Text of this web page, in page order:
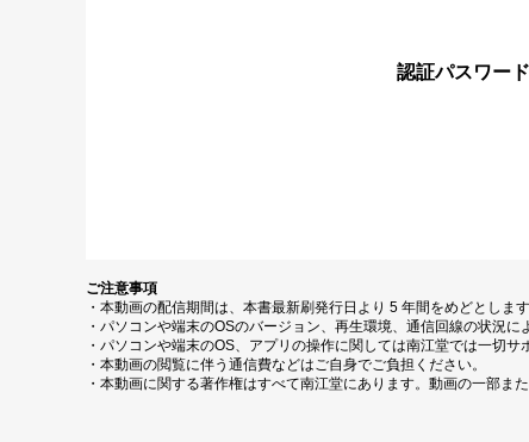
認証パスワード
ご注意事項
・本動画の配信期間は、本書最新刷発行日より 5 年間をめどとし
・パソコンや端末のOSのバージョン、再生環境、通信回線の状況に
・パソコンや端末のOS、アプリの操作に関しては南江堂では一切サ
・本動画の閲覧に伴う通信費などはご自身でご負担ください。
・本動画に関する著作権はすべて南江堂にあります。動画の一部